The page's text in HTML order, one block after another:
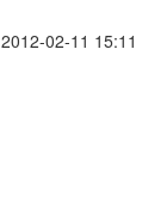
2012-02-11 15:11